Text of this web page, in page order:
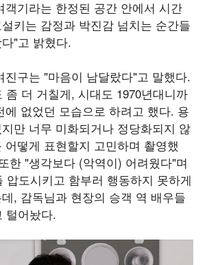
객기라는 한정된 공간 안에서 시간
키는 감정과 박진감 넘치는 순간들
"고 밝혔다.
진구는 "마음이 남달랐다"고 말했다.
좀 더 거칠게, 시대도 1970년대니까
에 없었던 모습으로 하려고 했다. 용
만 너무 미화되거나 정당화되지 않
어떻게 표현할지 고민하며 촬영했
한 "생각보다 (악역이) 어려웠다"며
압도시키고 함부러 행동하지 못하게
, 감독님과 현장의 승객 역 배우들
털어놨다.